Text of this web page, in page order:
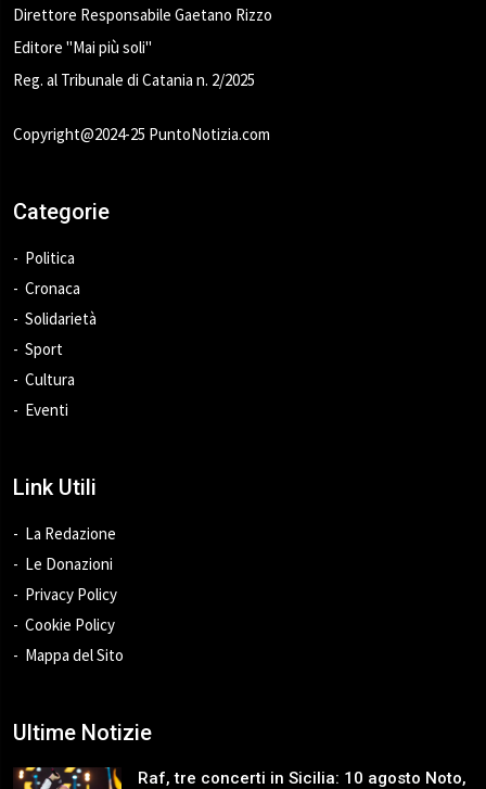
Direttore Responsabile Gaetano Rizzo
Editore "Mai più soli"
Reg. al Tribunale di Catania n. 2/2025
Copyright@2024-25 PuntoNotizia.com
Categorie
Politica
Cronaca
Solidarietà
Sport
Cultura
Eventi
Link Utili
La Redazione
Le Donazioni
Privacy Policy
Cookie Policy
Mappa del Sito
Ultime Notizie
Raf, tre concerti in Sicilia: 10 agosto Noto,